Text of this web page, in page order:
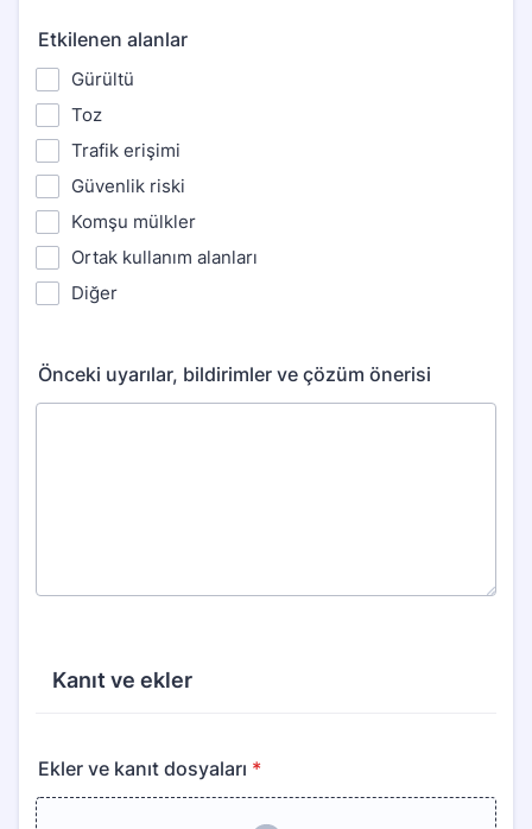
Etkilenen alanlar
Gürültü
Toz
Trafik erişimi
Güvenlik riski
Komşu mülkler
Ortak kullanım alanları
Diğer
Önceki uyarılar, bildirimler ve çözüm önerisi
Kanıt ve ekler
Ekler ve kanıt dosyaları *